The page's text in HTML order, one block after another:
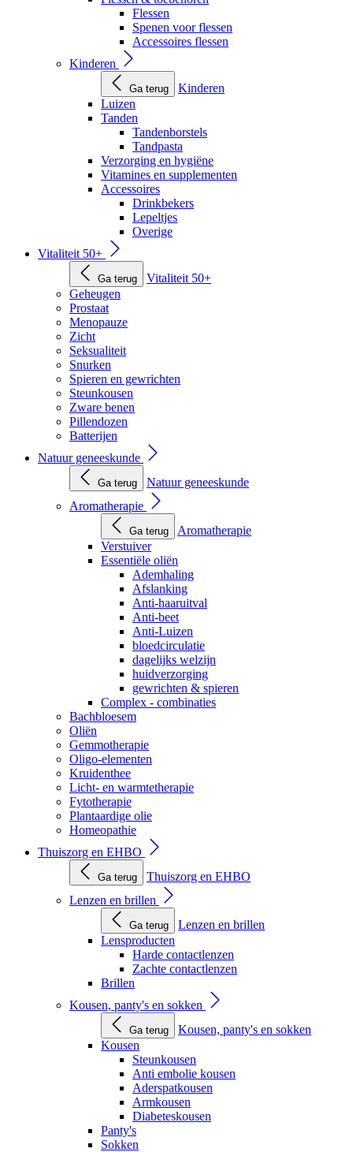
Flessen
Spenen voor flessen
Accessoires flessen
Kinderen
Ga terug
Kinderen
Luizen
Tanden
Tandenborstels
Tandpasta
Verzorging en hygiëne
Vitamines en supplementen
Accessoires
Drinkbekers
Lepeltjes
Overige
Vitaliteit 50+
Ga terug
Vitaliteit 50+
Geheugen
Prostaat
Menopauze
Zicht
Seksualiteit
Snurken
Spieren en gewrichten
Steunkousen
Zware benen
Pillendozen
Batterijen
Natuur geneeskunde
Ga terug
Natuur geneeskunde
Aromatherapie
Ga terug
Aromatherapie
Verstuiver
Essentiële oliën
Ademhaling
Afslanking
Anti-haaruitval
Anti-beet
Anti-Luizen
bloedcirculatie
dagelijks welzijn
huidverzorging
gewrichten & spieren
Complex - combinaties
Bachbloesem
Oliën
Gemmotherapie
Oligo-elementen
Kruidenthee
Licht- en warmtetherapie
Fytotherapie
Plantaardige olie
Homeopathie
Thuiszorg en EHBO
Ga terug
Thuiszorg en EHBO
Lenzen en brillen
Ga terug
Lenzen en brillen
Lensproducten
Harde contactlenzen
Zachte contactlenzen
Brillen
Kousen, panty's en sokken
Ga terug
Kousen, panty's en sokken
Kousen
Steunkousen
Anti embolie kousen
Aderspatkousen
Armkousen
Diabeteskousen
Panty's
Sokken